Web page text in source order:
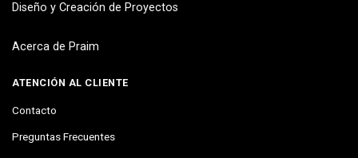
Diseño y Creación de Proyectos
Acerca de Praim
ATENCIÓN AL CLIENTE
Contacto
Preguntas Frecuentes